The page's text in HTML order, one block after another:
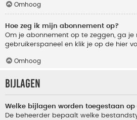
Omhoog
Hoe zeg ik mijn abonnement op?
Om je abonnement op te zeggen, ga je
gebruikerspaneel en klik je op de hier
Omhoog
Bijlagen
Welke bijlagen worden toegestaan op
De beheerder bepaalt welke